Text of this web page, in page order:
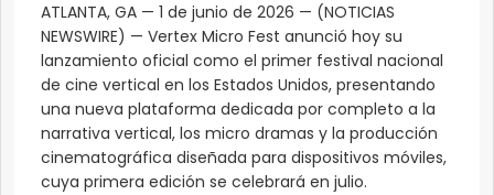
ATLANTA, GA — 1 de junio de 2026 — (NOTICIAS
NEWSWIRE) — Vertex Micro Fest anunció hoy su
lanzamiento oficial como el primer festival nacional
de cine vertical en los Estados Unidos, presentando
una nueva plataforma dedicada por completo a la
narrativa vertical, los micro dramas y la producción
cinematográfica diseñada para dispositivos móviles,
cuya primera edición se celebrará en julio.